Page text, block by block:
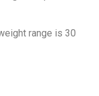
range is 30